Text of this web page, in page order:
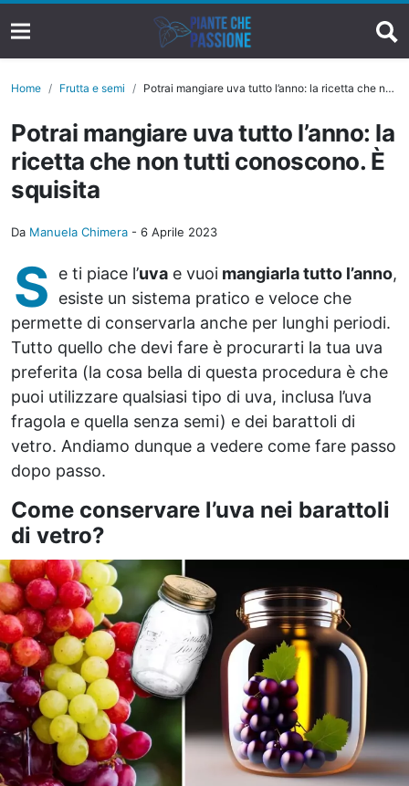
Home Frutta e semi Potrai mangiare uva tutto l’anno: la ricetta che non tutti conoscono. È squisita
Potrai mangiare uva tutto l’anno: la
ricetta che non tutti conoscono. È
squisita
Da Manuela Chimera - 6 Aprile 2023
S e ti piace l’uva e vuoi mangiarla tutto l’anno,
esiste un sistema pratico e veloce che
permette di conservarla anche per lunghi periodi.
Tutto quello che devi fare è procurarti la tua uva
preferita (la cosa bella di questa procedura è che
puoi utilizzare qualsiasi tipo di uva, inclusa l’uva
fragola e quella senza semi) e dei barattoli di
vetro. Andiamo dunque a vedere come fare passo
dopo passo.
Come conservare l’uva nei barattoli
di vetro?